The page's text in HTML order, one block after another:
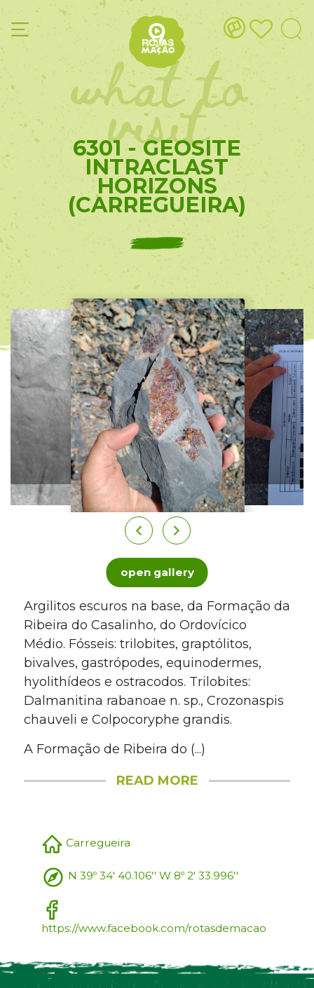
what to
visit
6301 - GEOSITE
INTRACLAST
HORIZONS
(CARREGUEIRA)
open gallery
Argilitos escuros na base, da Formação da
Ribeira do Casalinho, do Ordovícico
Médio. Fósseis: trilobites, graptólitos,
bivalves, gastrópodes, equinodermes,
hyolithídeos e ostracodos. Trilobites:
Dalmanitina rabanoae n. sp., Crozonaspis
chauveli e Colpocoryphe grandis.
A Formação de Ribeira do (...)
READ MORE
Carregueira
N 39º 34' 40.106'' W 8º 2' 33.996''
https://www.facebook.com/rotasdemacao